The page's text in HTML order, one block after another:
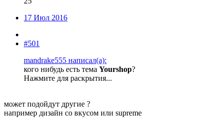
17 Июл 2016
#501
mandrake555 написал(а):
кого нибудь есть тема Yourshop?
Нажмите для раскрытия...
может подойдут другие ?
например дизайн со вкусом или supreme